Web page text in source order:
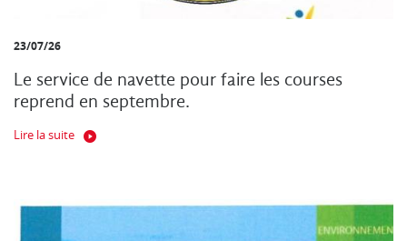
23/07/26
Le service de navette pour faire les courses
reprend en septembre.
Lire la suite